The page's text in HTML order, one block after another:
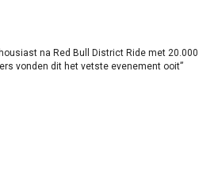
na Red Bull District Ride met 20.000
vonden dit het vetste evenement ooit”